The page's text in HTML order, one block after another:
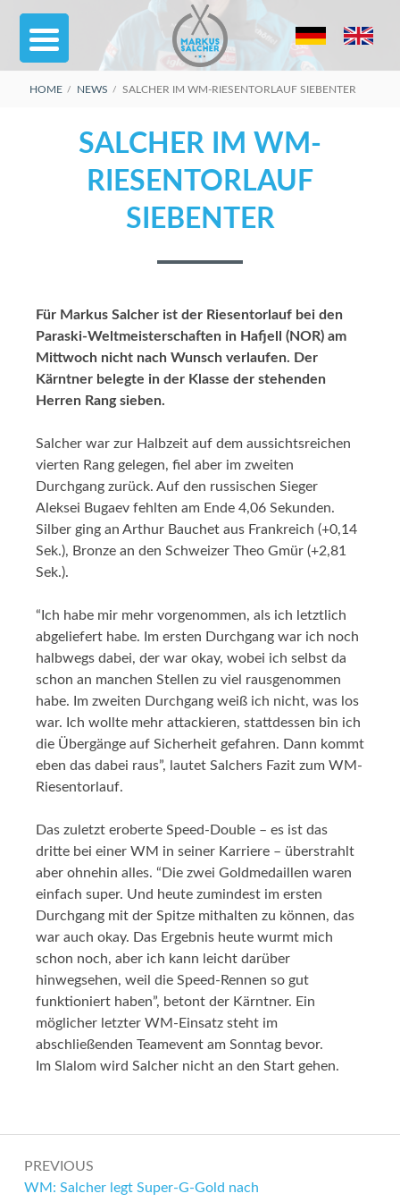
content
BREADCRUMBS
HOME NEWS SALCHER IM WM-RIESENTORLAUF SIEBENTER
SALCHER IM WM-
RIESENTORLAUF
SIEBENTER
Für Markus Salcher ist der Riesentorlauf bei den
Paraski-Weltmeisterschaften in Hafjell (NOR) am
Mittwoch nicht nach Wunsch verlaufen. Der
Kärntner belegte in der Klasse der stehenden
Herren Rang sieben.
Salcher war zur Halbzeit auf dem aussichtsreichen
vierten Rang gelegen, fiel aber im zweiten
Durchgang zurück. Auf den russischen Sieger
Aleksei Bugaev fehlten am Ende 4,06 Sekunden.
Silber ging an Arthur Bauchet aus Frankreich (+0,14
Sek.), Bronze an den Schweizer Theo Gmür (+2,81
Sek.).
“Ich habe mir mehr vorgenommen, als ich letztlich
abgeliefert habe. Im ersten Durchgang war ich noch
halbwegs dabei, der war okay, wobei ich selbst da
schon an manchen Stellen zu viel rausgenommen
habe. Im zweiten Durchgang weiß ich nicht, was los
war. Ich wollte mehr attackieren, stattdessen bin ich
die Übergänge auf Sicherheit gefahren. Dann kommt
eben das dabei raus”, lautet Salchers Fazit zum WM-
Riesentorlauf.
Das zuletzt eroberte Speed-Double – es ist das
dritte bei einer WM in seiner Karriere – überstrahlt
aber ohnehin alles. “Die zwei Goldmedaillen waren
einfach super. Und heute zumindest im ersten
Durchgang mit der Spitze mithalten zu können, das
war auch okay. Das Ergebnis heute wurmt mich
schon noch, aber ich kann leicht darüber
hinwegsehen, weil die Speed-Rennen so gut
funktioniert haben”, betont der Kärntner. Ein
möglicher letzter WM-Einsatz steht im
abschließenden Teamevent am Sonntag bevor.
Im Slalom wird Salcher nicht an den Start gehen.
navigation
PREVIOUS
Previous:
WM: Salcher legt Super-G-Gold nach